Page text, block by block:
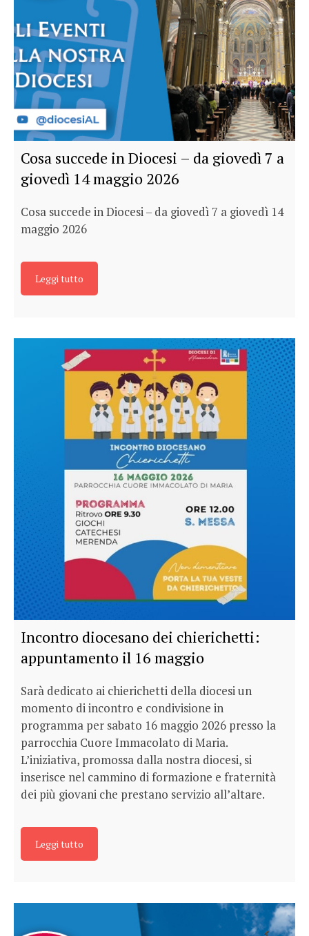
Cosa succede in Diocesi – da giovedì 7 a
giovedì 14 maggio 2026
Cosa succede in Diocesi – da giovedì 7 a giovedì 14
maggio 2026
Leggi tutto
Incontro diocesano dei chierichetti:
appuntamento il 16 maggio
Sarà dedicato ai chierichetti della diocesi un
momento di incontro e condivisione in
programma per sabato 16 maggio 2026 presso la
parrocchia Cuore Immacolato di Maria.
L’iniziativa, promossa dalla nostra diocesi, si
inserisce nel cammino di formazione e fraternità
dei più giovani che prestano servizio all’altare.
Leggi tutto